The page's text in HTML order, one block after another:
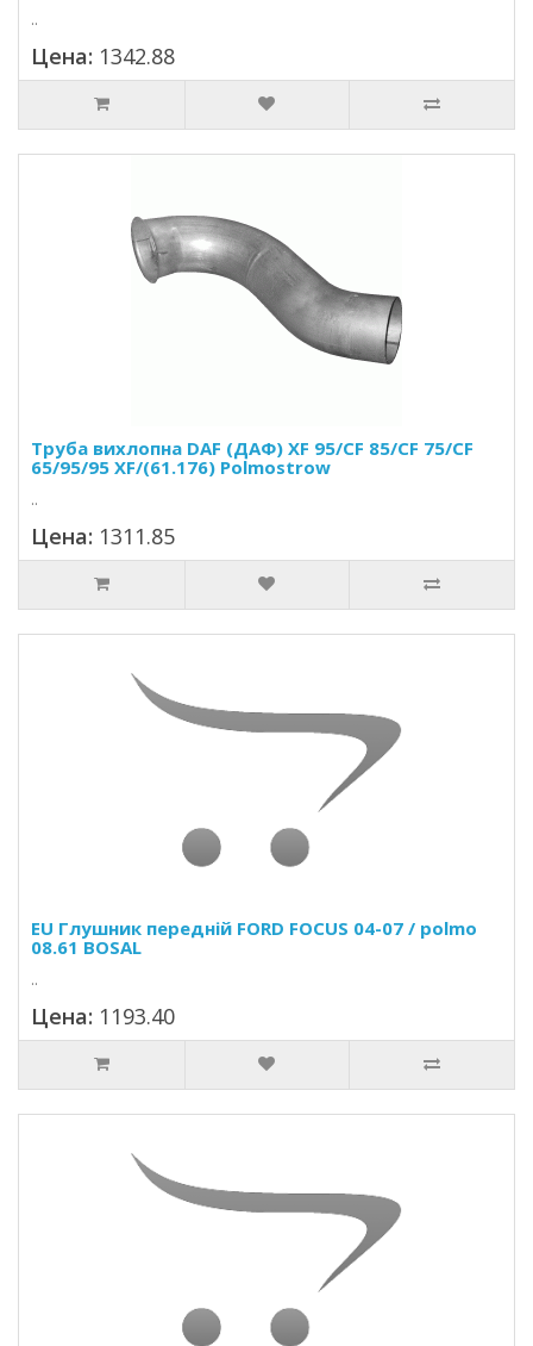
..
Цена: 1342.88
Труба вихлопна DAF (ДАФ) XF 95/CF 85/CF 75/CF
65/95/95 XF/(61.176) Polmostrow
..
Цена: 1311.85
EU Глушник передній FORD FOCUS 04-07 / polmo
08.61 BOSAL
..
Цена: 1193.40